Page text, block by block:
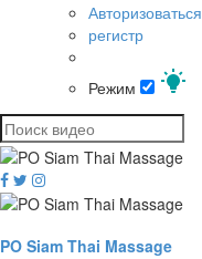
Авторизоваться
регистр
Режим
PO Siam Thai Massage